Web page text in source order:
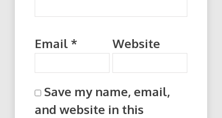
Email * Website
Save my name, email,
and website in this